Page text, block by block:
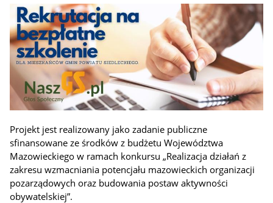
Projekt jest realizowany jako zadanie publiczne
sfinansowane ze środków z budżetu Województwa
Mazowieckiego w ramach konkursu „Realizacja działań z
zakresu wzmacniania potencjału mazowieckich organizacji
pozarządowych oraz budowania postaw aktywności
obywatelskiej”.